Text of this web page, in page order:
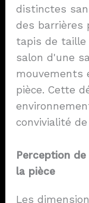
distinctes
des barrières
tapis de taille
salon d'une
mouvements
pièce. Cette
convivialité
Perception
la pièce
Les